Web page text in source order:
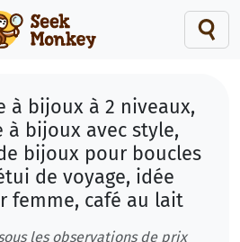
à bijoux à 2 niveaux,
bijoux avec style,
bijoux pour boucles
de voyage, idée
femme, café au lait
les observations de prix